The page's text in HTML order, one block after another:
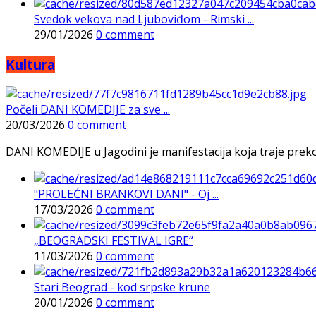
Svedok vekova nad Ljuboviđom - Rimski ...
29/01/2026 0 comment
Kultura
Počeli DANI KOMEDIJE za sve ...
20/03/2026 0 comment
DANI KOMEDIJE u Jagodini je manifestacija koja traje
"PROLEĆNI BRANKOVI DANI" - Oj ...
17/03/2026 0 comment
„BEOGRADSKI FESTIVAL IGRE“
11/03/2026 0 comment
Stari Beograd - kod srpske krune
20/01/2026 0 comment